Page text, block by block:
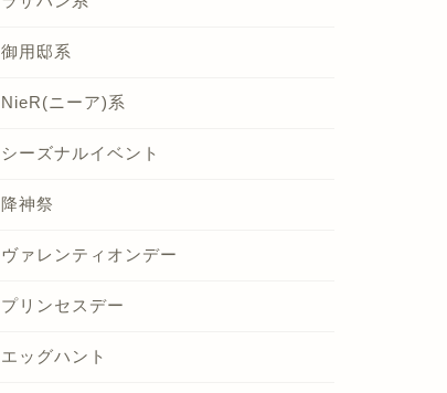
御用邸系
NieR(ニーア)系
シーズナルイベント
降神祭
ヴァレンティオンデー
プリンセスデー
エッグハント